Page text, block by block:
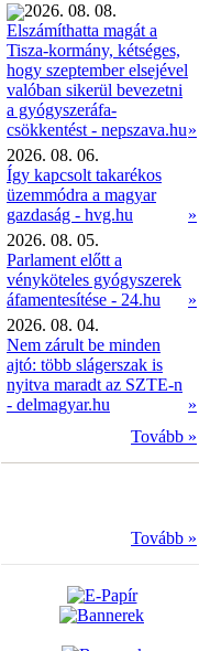
2026. 08. 08.
Elszámíthatta magát a
Tisza-kormány, kétséges,
hogy szeptember elsejével
valóban sikerül bevezetni
a gyógyszeráfa-
csökkentést - nepszava.hu»
2026. 08. 06.
Így kapcsolt takarékos
üzemmódra a magyar
gazdaság - hvg.hu
»
2026. 08. 05.
Parlament előtt a
vényköteles gyógyszerek
áfamentesítése - 24.hu
»
2026. 08. 04.
Nem zárult be minden
ajtó: több slágerszak is
nyitva maradt az SZTE-n
- delmagyar.hu
»
Tovább »
Tovább »